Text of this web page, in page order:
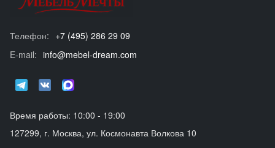
Телефон: +7 (495) 286 29 09
E-mail: info@mebel-dream.com
Время работы: 10:00 - 19:00
127299, г. Москва, ул. Космонавта Волкова 10